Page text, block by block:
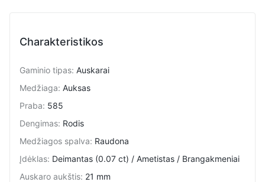
Charakteristikos
Gaminio tipas: Auskarai
Medžiaga: Auksas
Praba: 585
Dengimas: Rodis
Medžiagos spalva: Raudona
Įdėklas: Deimantas (0.07 ct) / Ametistas / Brangakmeniai
Auskaro aukštis: 21 mm